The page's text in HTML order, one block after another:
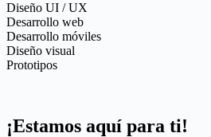
Diseño UI / UX
Desarrollo web
Desarrollo móviles
Diseño visual
Prototipos
¡Estamos aquí para ti!